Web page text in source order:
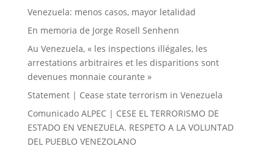
Venezuela: menos casos, mayor letalidad
En memoria de Jorge Rosell Senhenn
Au Venezuela, « les inspections illégales, les
arrestations arbitraires et les disparitions sont
devenues monnaie courante »
Statement | Cease state terrorism in Venezuela
Comunicado ALPEC | CESE EL TERRORISMO DE
ESTADO EN VENEZUELA. RESPETO A LA VOLUNTAD
DEL PUEBLO VENEZOLANO